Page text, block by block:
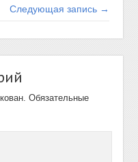
Следующая запись →
Обязательные